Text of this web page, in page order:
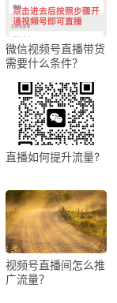
微信视频号直播带货
需要什么条件？
直播如何提升流量?
视频号直播间怎么推
广流量？